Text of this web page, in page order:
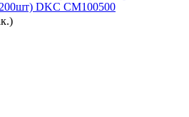
DKC CM100500